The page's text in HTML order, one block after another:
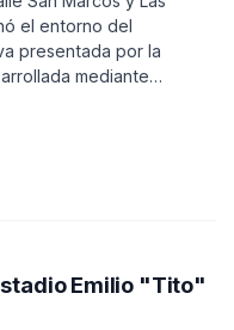
el entorno del
presentada por la
mediante
Emilio "Tito"